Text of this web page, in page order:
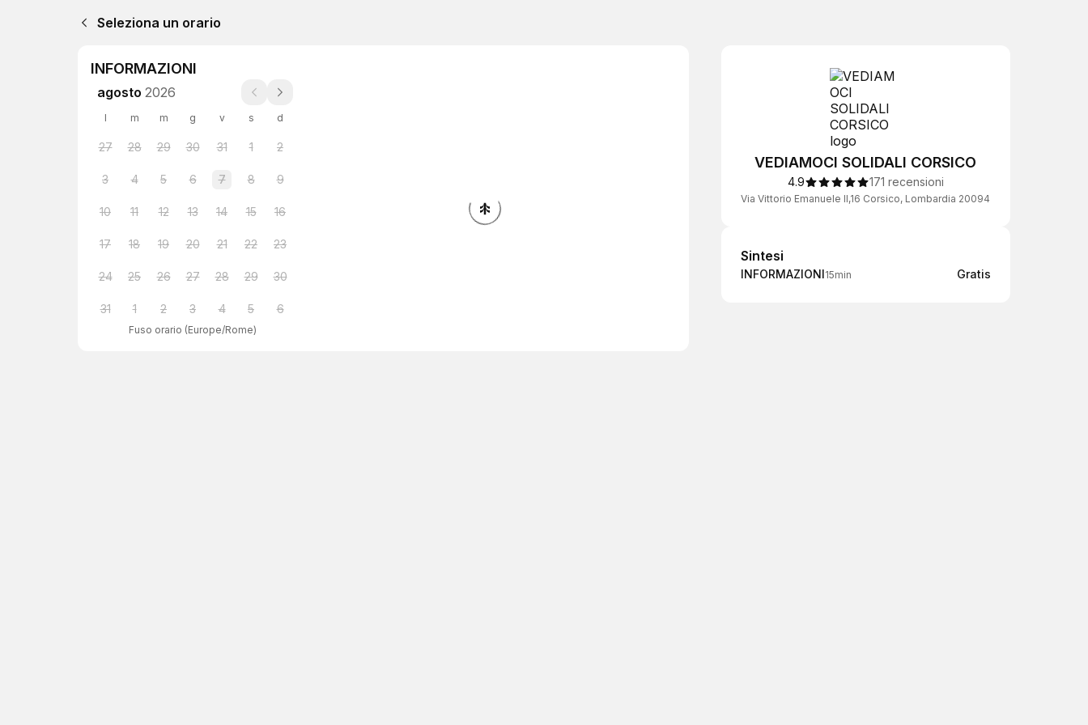
Seleziona un orario
INFORMAZIONI
agosto 2026
l m m g v s d
27 28 29 30 31 1 2
3 4 5 6 7 8 9
10 11 12 13 14 15 16
17 18 19 20 21 22 23
24 25 26 27 28 29 30
31 1 2 3 4 5 6
Fuso orario (Europe/Rome)
VEDIAMOCI SOLIDALI CORSICO
4.9 171 recensioni
Via Vittorio Emanuele II,16 Corsico, Lombardia 20094
Sintesi
Sintesi
INFORMAZIONI15min Gratis